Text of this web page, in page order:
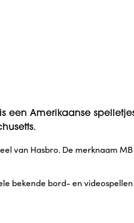
een Amerikaanse
van Hasbro. De merknaam
bekende bord- en